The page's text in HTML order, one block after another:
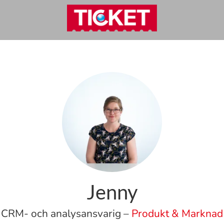
Jenny
CRM- och analysansvarig – Produkt & Marknad